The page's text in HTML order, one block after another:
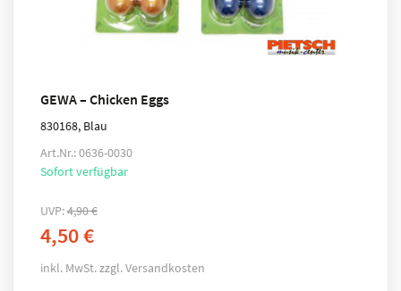
GEWA – Chicken Eggs
830168, Blau
Art.Nr.: 0636-0030
Sofort verfügbar
UVP:4,90€
4,50€
inkl. MwSt.zzgl.Versandkosten